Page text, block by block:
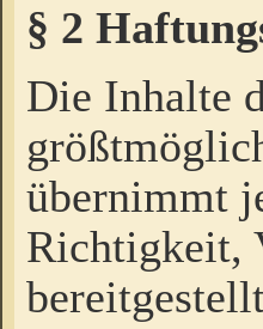
§ 2
Die Inhalte
übernimmt
Richtigkeit,